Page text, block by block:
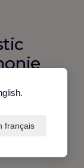
français